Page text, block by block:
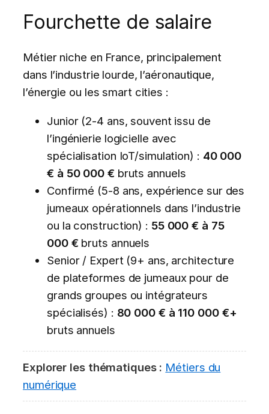
Fourchette de salaire
Métier niche en France, principalement
dans l’industrie lourde, l’aéronautique,
l’énergie ou les smart cities :
Junior (2-4 ans, souvent issu de
l’ingénierie logicielle avec
spécialisation IoT/simulation) : 40 000
€ à 50 000 € bruts annuels
Confirmé (5-8 ans, expérience sur des
jumeaux opérationnels dans l’industrie
ou la construction) : 55 000 € à 75
000 € bruts annuels
Senior / Expert (9+ ans, architecture
de plateformes de jumeaux pour de
grands groupes ou intégrateurs
spécialisés) : 80 000 € à 110 000 €+
bruts annuels
Explorer les thématiques : Métiers du
numérique